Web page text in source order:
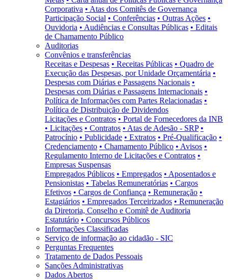
Corporativa • Atas dos Comitês de Governança
Participação Social • Conferências • Outras Ações •
Ouvidoria • Audiências e Consultas Públicas • Editais
de Chamamento Público
Auditorias
Convênios e transferências
Receitas e Despesas • Receitas Públicas • Quadro de
Execução das Despesas, por Unidade Orçamentária •
Despesas com Diárias e Passagens Nacionais •
Despesas com Diárias e Passagens Internacionais •
Política de Informações com Partes Relacionadas •
Política de Distribuição de Dividendos
Licitações e Contratos • Portal de Fornecedores da INB
• Licitações • Contratos • Atas de Adesão - SRP •
Patrocínio • Publicidade • Extratos • Pré-Qualificação •
Credenciamento • Chamamento Público • Avisos •
Regulamento Interno de Licitações e Contratos •
Empresas Suspensas
Empregados Públicos • Empregados • Aposentados e
Pensionistas • Tabelas Remuneratórias • Cargos
Efetivos • Cargos de Confiança • Remuneração •
Estagiários • Empregados Terceirizados • Remuneração
da Diretoria, Conselho e Comitê de Auditoria
Estatutário • Concursos Públicos
Informações Classificadas
Serviço de informação ao cidadão - SIC
Perguntas Frequentes
Tratamento de Dados Pessoais
Sanções Administrativas
Dados Abertos